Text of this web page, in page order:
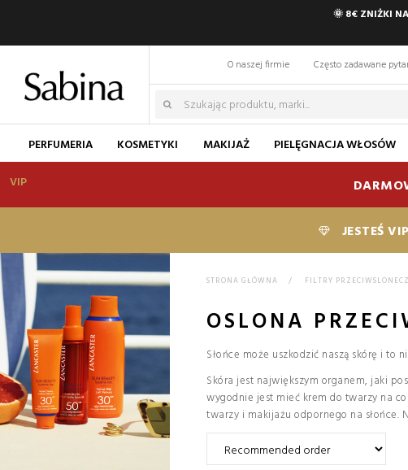
🌞 8€ ZNIŻKI
O naszej firmie Często zadawane
PERFUMERIA KOSMETYKI MAKIJAŻ PIELĘGNACJA WŁOSÓW
VIP
JESTEŚ
STRONA GŁÓWNA > FILTRY
OSLONA
Słońce może uszkodzić naszą skórę i
Skóra jest największym organem, jaki
wygodnie jest mieć krem ​​​​do twarzy na
twarzy i makijażu odpornego na słońce.